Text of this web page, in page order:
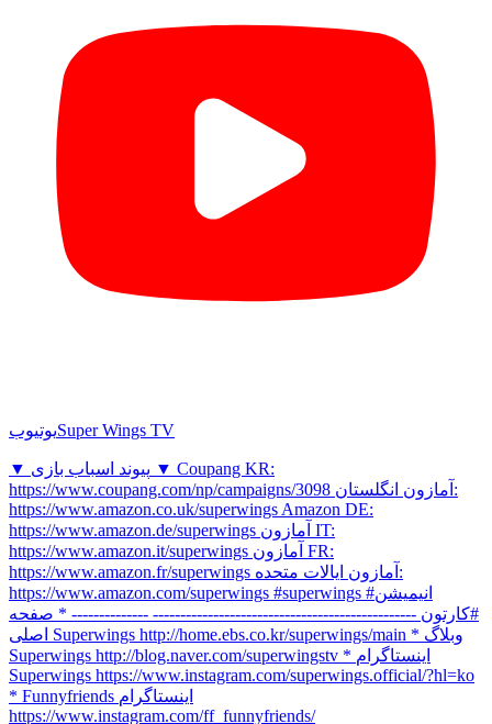
یوتیوبSuper Wings TV
▼ پیوند اسباب بازی ▼ Coupang KR:
https://www.coupang.com/np/campaigns/3098 آمازون انگلستان:
https://www.amazon.co.uk/superwings Amazon DE:
https://www.amazon.de/superwings آمازون IT:
https://www.amazon.it/superwings آمازون FR:
https://www.amazon.fr/superwings آمازون ایالات متحده:
https://www.amazon.com/superwings #superwings #انیمیشن
#کارتون ------------------------------------------------ -------------- * صفحه
اصلی Superwings http://home.ebs.co.kr/superwings/main * وبلاگ
Superwings http://blog.naver.com/superwingstv * اینستاگرام
Superwings https://www.instagram.com/superwings.official/?hl=ko
* Funnyfriends اینستاگرام
https://www.instagram.com/ff_funnyfriends/